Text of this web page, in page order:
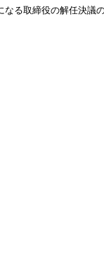
なる取締役の解任決議